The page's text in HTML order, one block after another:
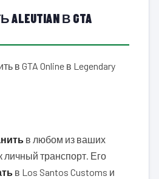
В GTA
в GTA Online в Legendary
в любом из ваших
личный транспорт. Его
в Los Santos Customs и